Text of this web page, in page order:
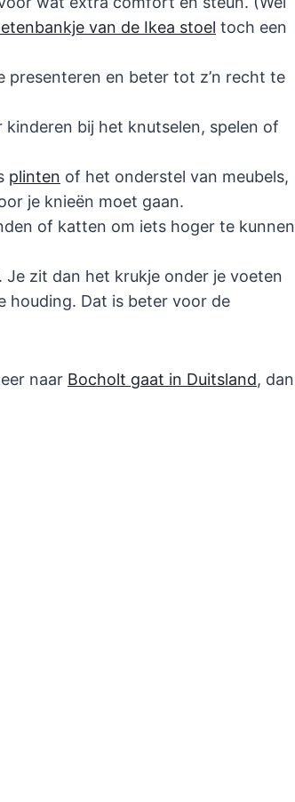
van de Ikea stoel toch een
en beter tot z’n recht te
bij het knutselen, spelen of
plinten of het onderstel van meubels,
je knieën moet gaan.
of katten om iets hoger te kunnen
zit dan het krukje onder je voeten
houding. Dat is beter voor de
naar Bocholt gaat in Duitsland, dan